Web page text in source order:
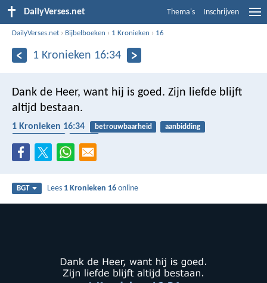
DailyVerses.net Thema's Inschrijven
DailyVerses.net › Bijbelboeken › 1 Kronieken › 16
1 Kronieken 16:34
Dank de Heer, want hij is goed. Zijn liefde blijft
altijd bestaan.
1 Kronieken 16:34 betrouwbaarheid
aanbidding
BGT Lees 1 Kronieken 16 online